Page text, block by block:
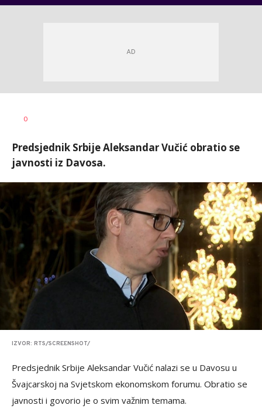
AUTOR
0
Predsjednik Srbije Aleksandar Vučić obratio se
javnosti iz Davosa.
IZVOR: RTS/SCREENSHOT/
Predsjednik Srbije Aleksandar Vučić nalazi se u Davosu u
Švajcarskoj na Svjetskom ekonomskom forumu. Obratio se
javnosti i govorio je o svim važnim temama.